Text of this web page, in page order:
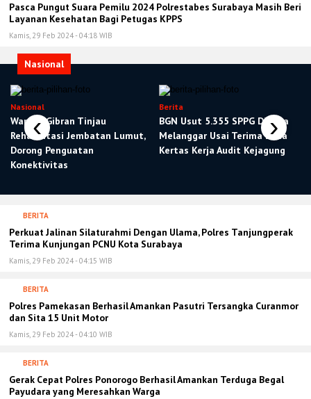
Pasca Pungut Suara Pemilu 2024 Polrestabes Surabaya Masih Beri
Layanan Kesehatan Bagi Petugas KPPS
Kamis, 29 Feb 2024 - 04:18 WIB
Nasional
Nasional
Wapres Gibran Tinjau
Rehabilitasi Jembatan Lumut,
Dorong Penguatan
Konektivitas
Berita
BGN Usut 5.355 SPPG Diduga
Melanggar Usai Terima Data
Kertas Kerja Audit Kejagung
‹ ›
BERITA
Perkuat Jalinan Silaturahmi Dengan Ulama, Polres Tanjungperak
Terima Kunjungan PCNU Kota Surabaya
Kamis, 29 Feb 2024 - 04:15 WIB
BERITA
Polres Pamekasan Berhasil Amankan Pasutri Tersangka Curanmor
dan Sita 15 Unit Motor
Kamis, 29 Feb 2024 - 04:10 WIB
BERITA
Gerak Cepat Polres Ponorogo Berhasil Amankan Terduga Begal
Payudara yang Meresahkan Warga